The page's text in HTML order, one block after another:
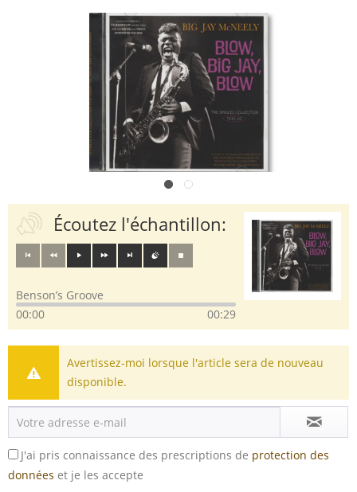
Écoutez l'échantillon:
Benson’s Groove
00:00
00:29
Avertissez-moi lorsque l'article sera de nouveau
disponible.
J'ai pris connaissance des prescriptions de protection des
données et je les accepte